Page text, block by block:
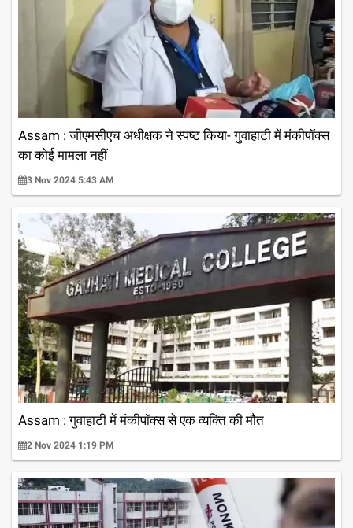
Assam : जीएमसीएच अधीक्षक ने स्पष्ट किया- गुवाहाटी में मंकीपॉक्स
का कोई मामला नहीं
3 Nov 2024 5:43 AM
Assam : गुवाहाटी में मंकीपॉक्स से एक व्यक्ति की मौत
2 Nov 2024 1:19 PM